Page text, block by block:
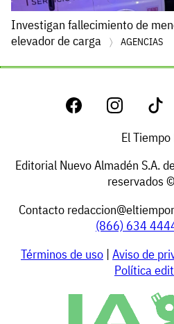
Investigan fallecimiento de
elevador de carga
AGENCIAS
El Tiempo
Editorial Nuevo Almadén S.A.
reservados
Contacto
(866) 634
Términos de uso | Aviso de
Política